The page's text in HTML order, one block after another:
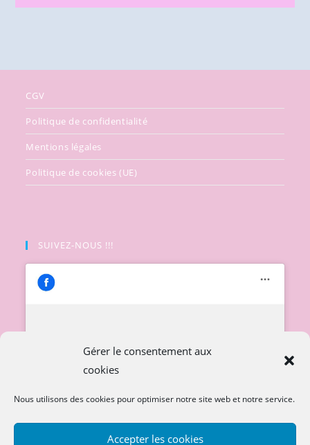
Gérer le consentement aux
cookies
Nous utilisons des cookies pour optimiser notre site web et notre service.
Accepter les cookies
CGV
Politique de confidentialité
Mentions légales
Politique de cookies (UE)
SUIVEZ-NOUS !!!
Cliquez pour accepter les cookies
marketing et activer ce contenu